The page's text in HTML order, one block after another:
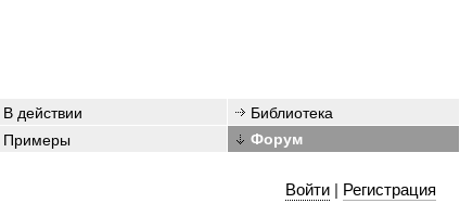
В действии
Библиотека
Примеры Форум
Войти| Регистрация